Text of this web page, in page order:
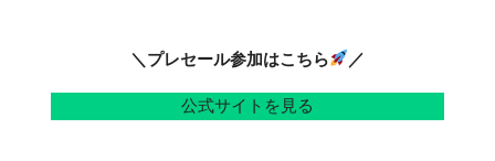
＼プレセール参加はこちら ／
公式サイトを見る